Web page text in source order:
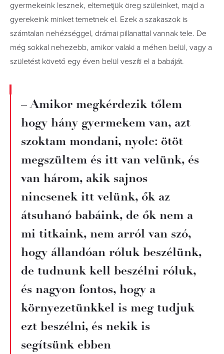
gyermekeink lesznek, eltemetjük öreg szüleinket, majd a
gyerekeink minket temetnek el. Ezek a szakaszok is
számtalan nehézséggel, drámai pillanattal vannak tele. De
még sokkal nehezebb, amikor valaki a méhen belül, vagy a
születést követő egy éven belül veszíti el a babáját.
– Amikor megkérdezik tőlem
hogy hány gyermekem van, azt
szoktam mondani, nyolc: ötöt
megszültem és itt van velünk, és
van három, akik sajnos
nincsenek itt velünk, ők az
átsuhanó babáink, de ők nem a
mi titkaink, nem arról van szó,
hogy állandóan róluk beszélünk,
de tudnunk kell beszélni róluk,
és nagyon fontos, hogy a
környezetünkkel is meg tudjuk
ezt beszélni, és nekik is
segítsünk ebben